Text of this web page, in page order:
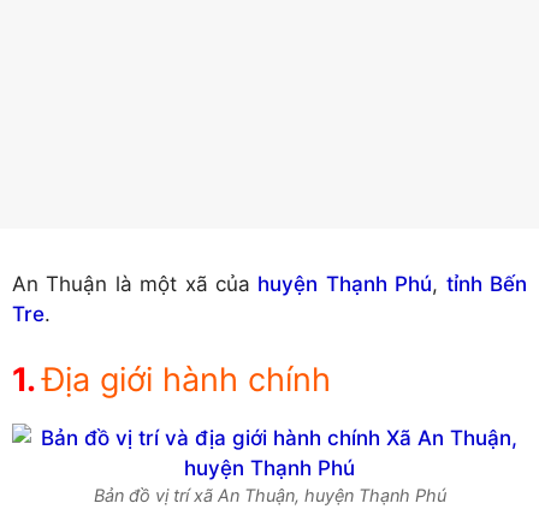
An Thuận là một xã của huyện Thạnh Phú, tỉnh Bến
Tre.
Địa giới hành chính
Bản đồ vị trí xã An Thuận, huyện Thạnh Phú